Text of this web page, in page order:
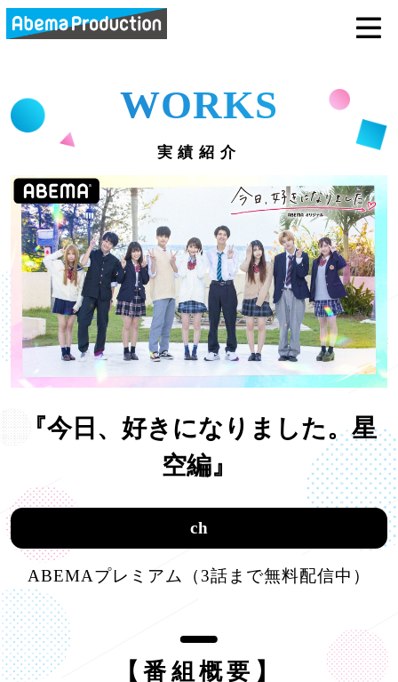
WORKS
実績紹介
『今日、好きになりました。星
空編』
ch
ABEMAプレミアム（3話まで無料配信中）
【番組概要】